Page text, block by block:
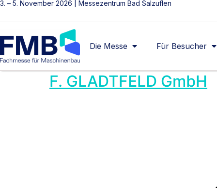
3. – 5. November 2026 | Messezentrum Bad Salzuflen
Die Messe Für Besucher
F. GLADTFELD GmbH